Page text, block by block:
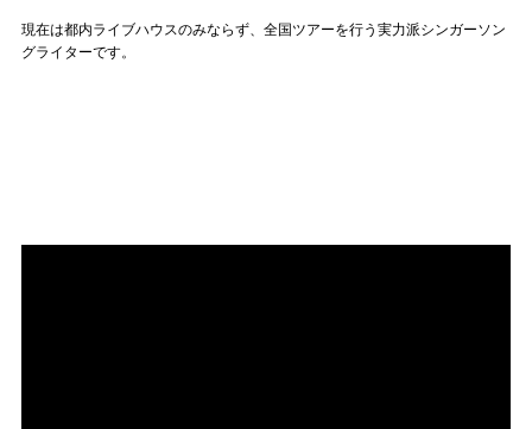
現在は都内ライブハウスのみならず、全国ツアーを行う実力派シンガーソン
グライターです。